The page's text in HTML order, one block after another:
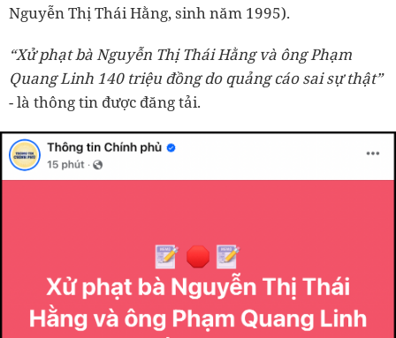
Nguyễn Thị Thái Hằng, sinh năm 1995).
“Xử phạt bà Nguyễn Thị Thái Hằng và ông Phạm
Quang Linh 140 triệu đồng do quảng cáo sai sự thật”
- là thông tin được đăng tải.